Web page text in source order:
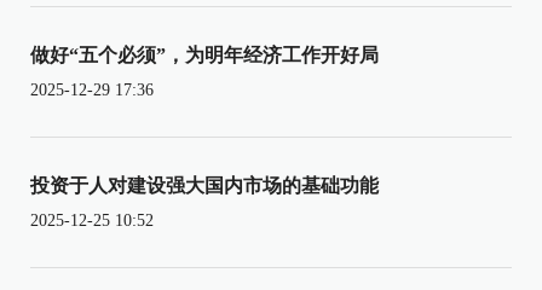
做好“五个必须”，为明年经济工作开好局
2025-12-29 17:36
投资于人对建设强大国内市场的基础功能
2025-12-25 10:52